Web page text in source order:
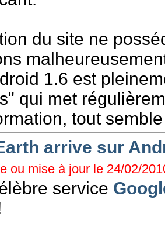
du site ne
1.6 est
qui met
tout
arrive sur
ou mise à jour le 24/02/
service